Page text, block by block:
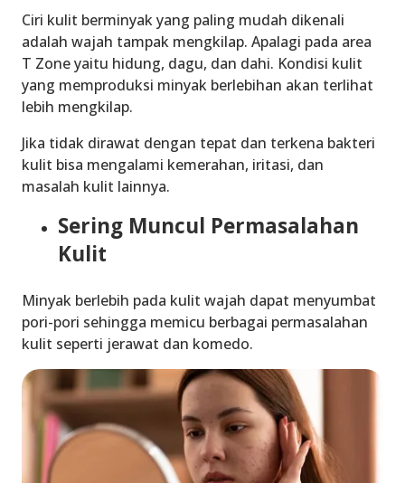
Ciri kulit berminyak yang paling mudah dikenali
adalah wajah tampak mengkilap. Apalagi pada area
T Zone yaitu hidung, dagu, dan dahi. Kondisi kulit
yang memproduksi minyak berlebihan akan terlihat
lebih mengkilap.
Jika tidak dirawat dengan tepat dan terkena bakteri
kulit bisa mengalami kemerahan, iritasi, dan
masalah kulit lainnya.
Sering Muncul Permasalahan
Kulit
Minyak berlebih pada kulit wajah dapat menyumbat
pori-pori sehingga memicu berbagai permasalahan
kulit seperti jerawat dan komedo.